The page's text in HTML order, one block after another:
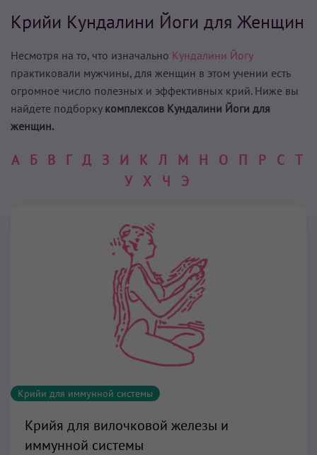
Крийи Кундалини Йоги для Женщин
Несмотря на то, что изначально Кундалини Йогу
практиковали мужчины, для женщин в этом учении есть
огромное число полезных и эффективных крий. Ниже вы
найдете подборку комплексов Кундалини Йоги для
женщин.
А Б В Г Д З И К Л М Н О П Р С Т
У Х Ч Э
Крийи для иммунной системы
Крийя для вилочковой железы и
иммунной системы